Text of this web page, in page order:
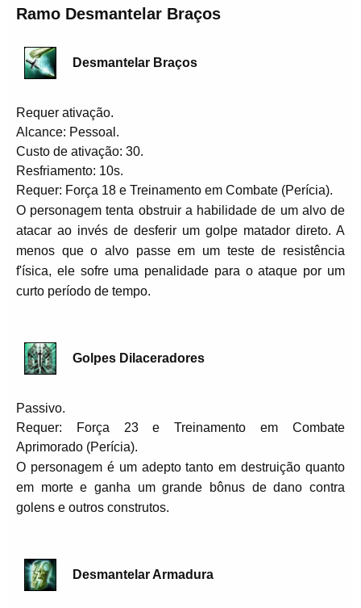
Ramo Desmantelar Braços
Desmantelar Braços
Requer ativação.
Alcance: Pessoal.
Custo de ativação: 30.
Resfriamento: 10s.
Requer: Força 18 e Treinamento em Combate (Perícia).
O personagem tenta obstruir a habilidade de um alvo de
atacar ao invés de desferir um golpe matador direto. A
menos que o alvo passe em um teste de resistência
f'ísica, ele sofre uma penalidade para o ataque por um
curto período de tempo.
Golpes Dilaceradores
Passivo.
Requer: Força 23 e Treinamento em Combate
Aprimorado (Perícia).
O personagem é um adepto tanto em destruição quanto
em morte e ganha um grande bônus de dano contra
golens e outros construtos.
Desmantelar Armadura